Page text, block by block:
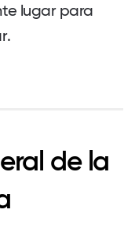
lugar para
de la